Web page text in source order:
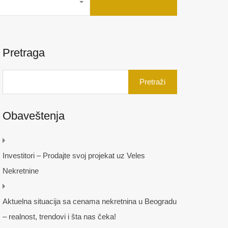
Pretraga
Obaveštenja
Investitori – Prodajte svoj projekat uz Veles
Nekretnine
Aktuelna situacija sa cenama nekretnina u Beogradu
– realnost, trendovi i šta nas čeka!